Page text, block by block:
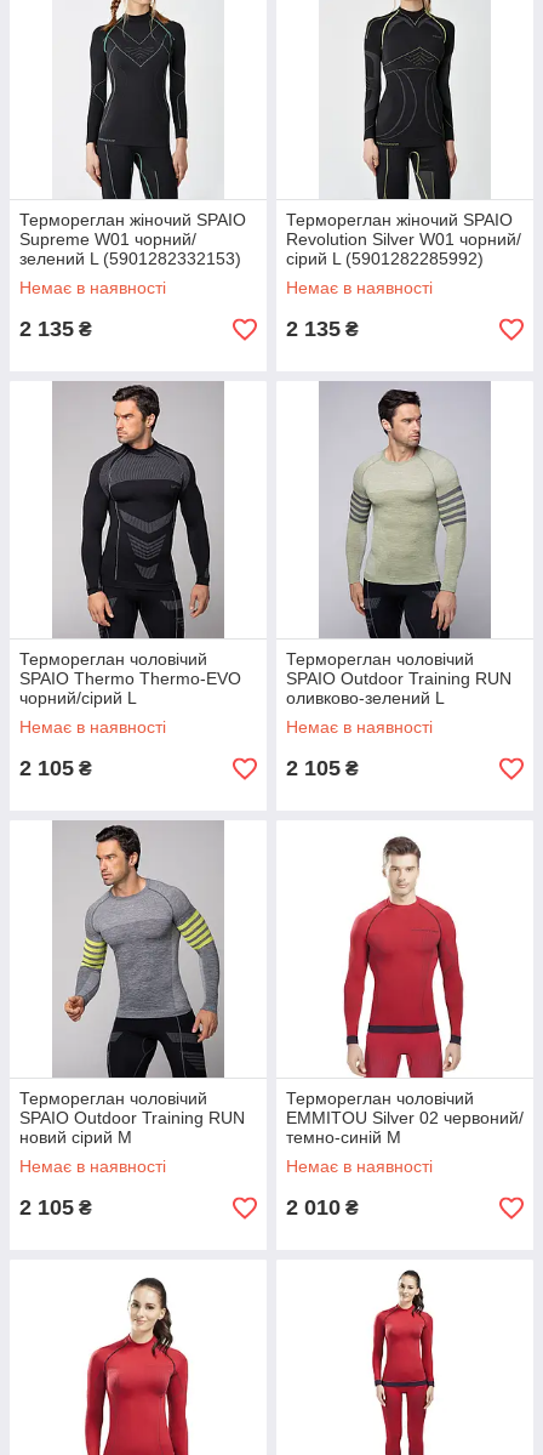
Термореглан жіночий SPAIO
Supreme W01 чорний/
зелений L (5901282332153)
Немає в наявності
2 135 ₴
Термореглан жіночий SPAIO
Revolution Silver W01 чорний/
сірий L (5901282285992)
Немає в наявності
2 135 ₴
Термореглан чоловічий
SPAIO Thermo Thermo-EVO
чорний/сірий L
(5901282478325)
Немає в наявності
2 105 ₴
Термореглан чоловічий
SPAIO Outdoor Training RUN
оливково-зелений L
(5901282472231)
Немає в наявності
2 105 ₴
Термореглан чоловічий
SPAIO Outdoor Training RUN
новий сірий M
(5901282472286)
Немає в наявності
2 105 ₴
Термореглан чоловічий
EMMITOU Silver 02 червоний/
темно-синій M
(5901282342312)
Немає в наявності
2 010 ₴